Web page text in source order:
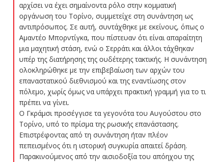
αρχίσει να έχει σημαίνοντα ρόλο στην κομματική
οργάνωση του Τορίνο, συμμετείχε στη συνάντηση ως
αντιπρόσωπος. Σε αυτή, συντάχθηκε με εκείνους, όπως ο
Αμαντέο Μπορντίγκα, που πίστευαν ότι είναι απαραίτητη
μια μαχητική στάση, ενώ ο Σερράτι και άλλοι τάχθηκαν
υπέρ της διατήρησης της ουδέτερης τακτικής. Η συνάντηση
ολοκληρώθηκε με την επιβεβαίωση των αρχών του
επαναστατικού διεθνισμού και της εναντίωσης στον
πόλεμο, χωρίς όμως να υπάρχει πρακτική γραμμή για το τι
πρέπει να γίνει.
Ο Γκράμσι προσέγγισε τα γεγονότα του Αυγούστου στο
Τορίνο, υπό το πρίσμα της ρωσικής επανάστασης.
Επιστρέφοντας από τη συνάντηση ήταν πλέον
πεπεισμένος ότι η ιστορική συγκυρία απαιτεί δράση.
Παρακινούμενος από την αισιοδοξία του απόηχου της